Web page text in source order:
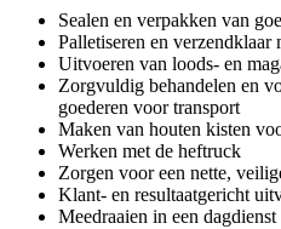
Sealen en verpakken van
Palletiseren en verzendklaar
Uitvoeren van loods- en
Zorgvuldig behandelen en
goederen voor transport
Maken van houten kisten
Werken met de heftruck
Zorgen voor een nette,
Klant- en resultaatgericht
Meedraaien in een